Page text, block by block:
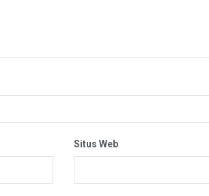
Situs Web